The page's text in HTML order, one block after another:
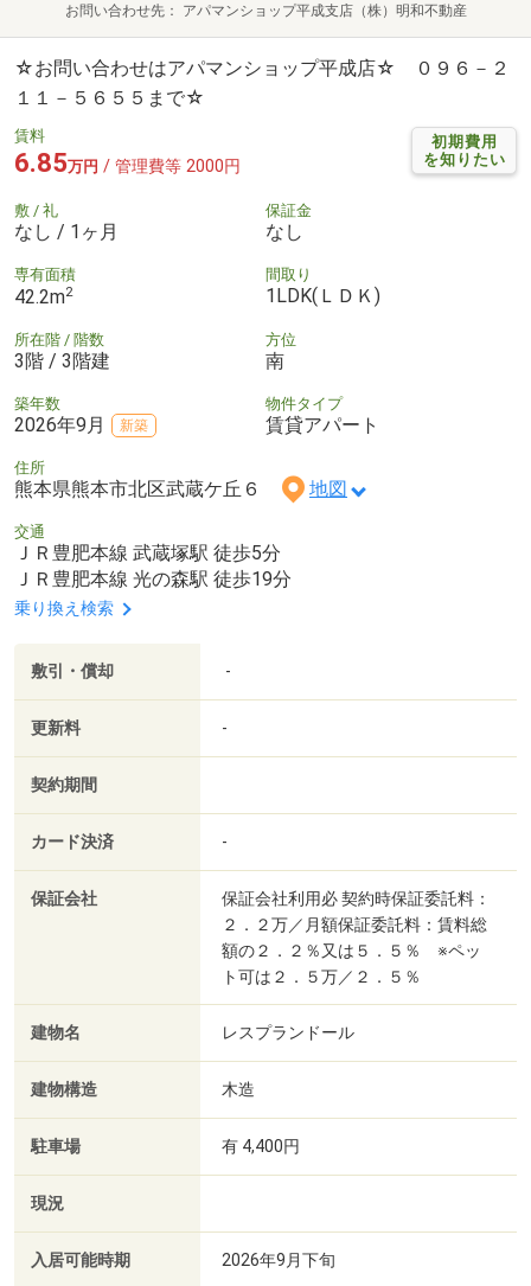
お問い合わせ先 アパマンショップ平成支店（株）明和不動産
☆お問い合わせはアパマンショップ平成店☆ ０９６－２
１１－５６５５まで☆
初期費用
を知りたい
賃料
6.85万円 / 管理費等 2000円
敷 / 礼
なし / 1ヶ月
保証金
なし
専有面積
42.2m2
間取り
1LDK(ＬＤＫ)
所在階 / 階数
3階 / 3階建
方位
南
築年数
2026年9月 新築
物件タイプ
賃貸アパート
住所
熊本県熊本市北区武蔵ケ丘６ 地図
交通
ＪＲ豊肥本線 武蔵塚駅 徒歩5分
ＪＲ豊肥本線 光の森駅 徒歩19分
乗り換え検索
敷引・償却 -
更新料 -
契約期間
カード決済 -
保証会社
保証会社利用必 契約時保証委託料：
２．２万／月額保証委託料：賃料総
額の２．２％又は５．５％ ※ペッ
ト可は２．５万／２．５％
建物名 レスプランドール
建物構造 木造
駐車場 有 4,400円
現況
入居可能時期 2026年9月下旬